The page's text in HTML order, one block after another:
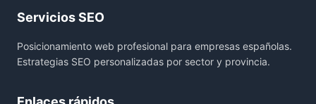
Servicios SEO
Posicionamiento web profesional para empresas españolas.
Estrategias SEO personalizadas por sector y provincia.